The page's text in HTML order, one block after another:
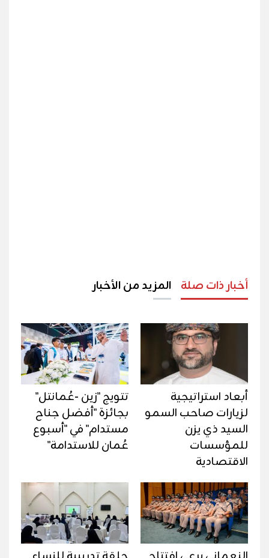
أخبار ذات صلة المزيد من الأخبار
أبعاد استراتيجية
لزيارات صاحب السمو
السيد ذي يزن
للمؤسسات
الاقتصادية
تتويج "زين -عُمانتل"
بجائزة "أفضل جناح
مستدام" في "أسبوع
عُمان للاستدامة"